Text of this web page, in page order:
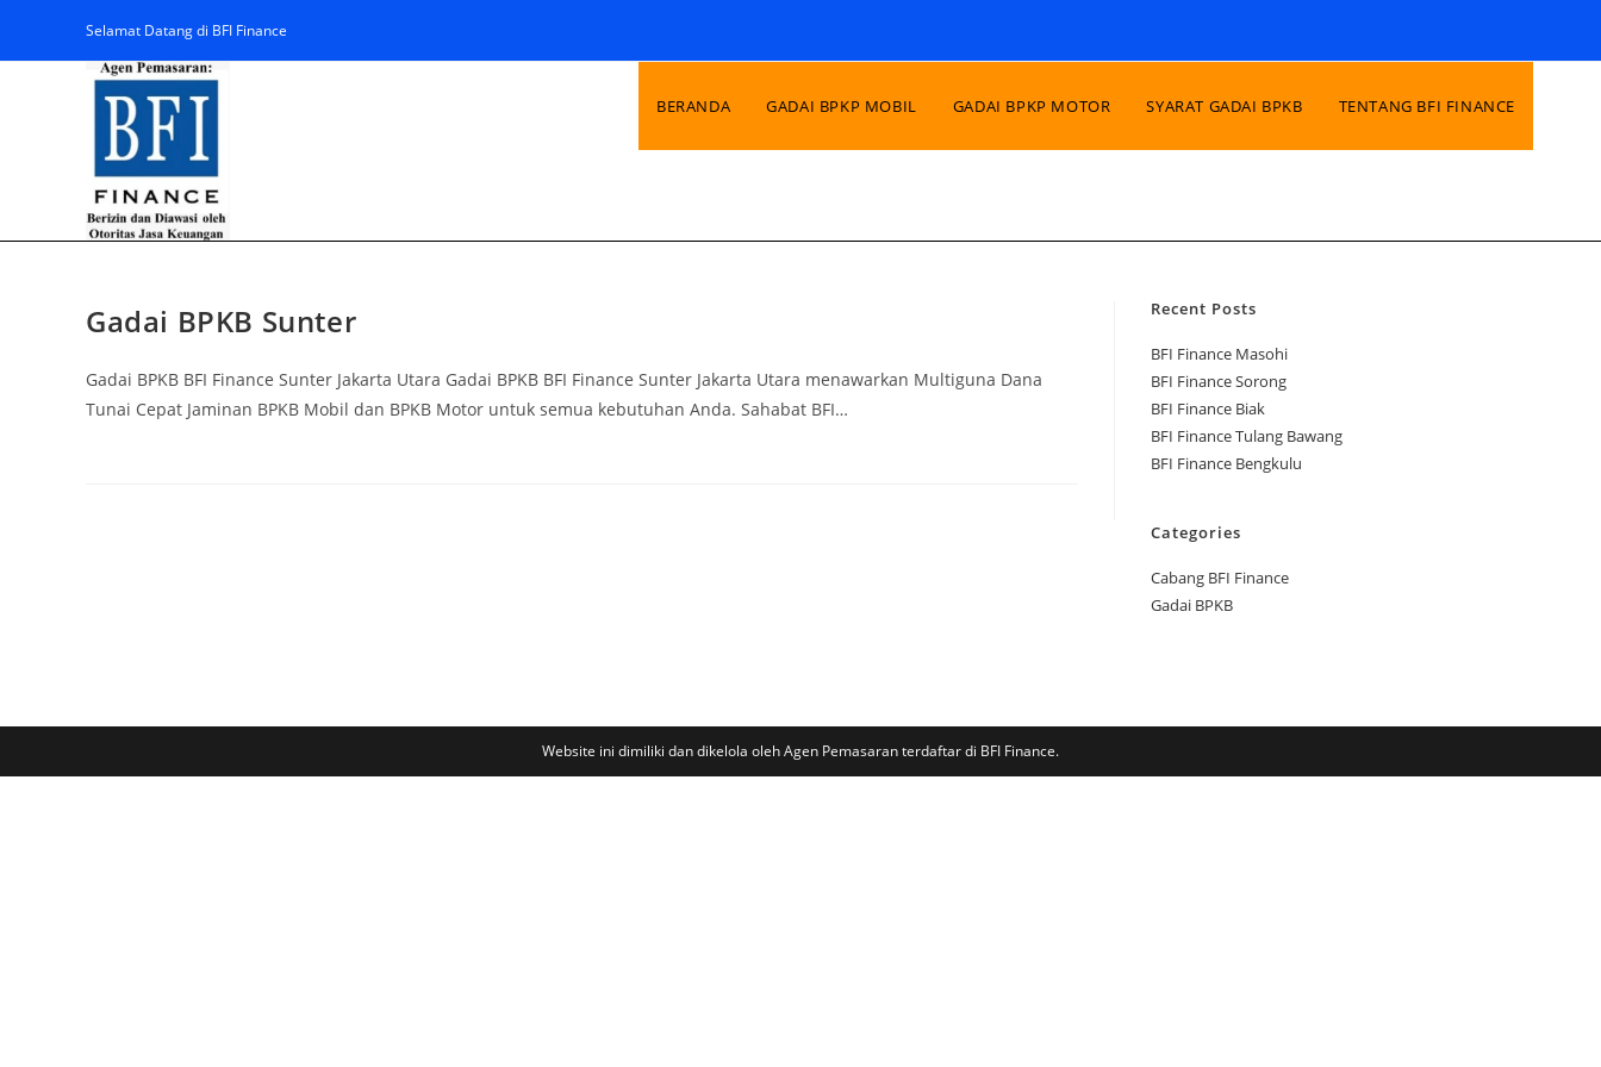
Selamat Datang di BFI Finance
BERANDA GADAI BPKP MOBIL GADAI BPKP MOTOR SYARAT GADAI BPKB TENTANG BFI FINANCE
Gadai BPKB Sunter
Gadai BPKB BFI Finance Sunter Jakarta Utara Gadai BPKB BFI Finance Sunter Jakarta Utara menawarkan Multiguna Dana
Tunai Cepat Jaminan BPKB Mobil dan BPKB Motor untuk semua kebutuhan Anda. Sahabat BFI…
Recent Posts
BFI Finance Masohi
BFI Finance Sorong
BFI Finance Biak
BFI Finance Tulang Bawang
BFI Finance Bengkulu
Categories
Cabang BFI Finance
Gadai BPKB
Website ini dimiliki dan dikelola oleh Agen Pemasaran terdaftar di BFI Finance.